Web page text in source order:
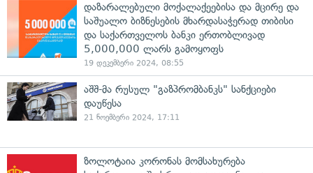
დაზარალებული მოქალაქეებისა და მცირე და
საშუალო ბიზნესების მხარდასაჭერად თიბისი
და საქართველოს ბანკი ერთობლივად
5,000,000 ლარს გამოყოფს
19 დეკემბერი 2024, 08:55
აშშ-მა რუსულ "გაზპრომბანკს" სანქციები
დაუწესა
21 ნოემბერი 2024, 17:11
ზოლოტაია კორონას მომსახურება